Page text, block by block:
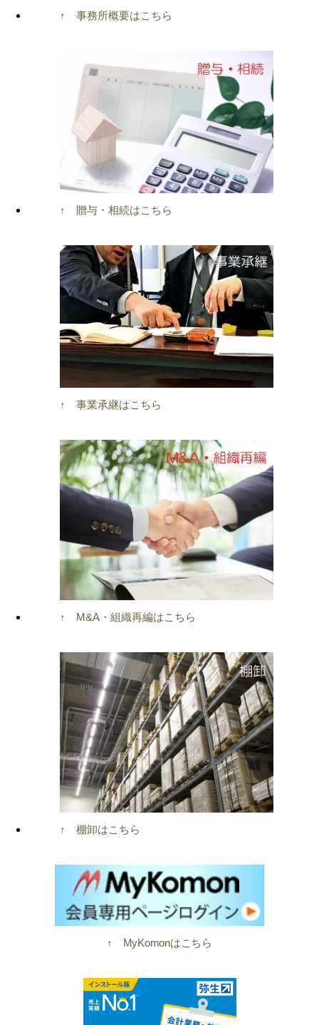
↑ 事務所概要はこちら
↑ 贈与・相続はこちら
↑ 事業承継はこちら
↑ M&A・組織再編はこちら
↑ 棚卸はこちら
↑ MyKomonはこちら